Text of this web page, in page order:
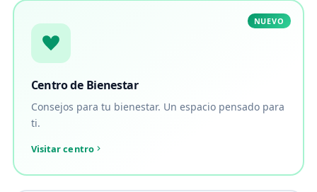
NUEVO
Centro de Bienestar
Consejos para tu bienestar. Un espacio pensado para
ti.
Visitar centro